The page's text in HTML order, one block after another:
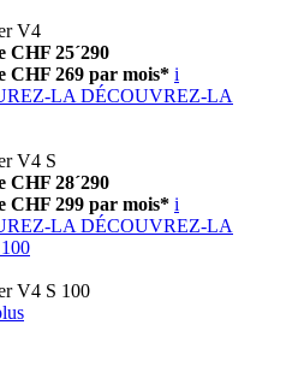
V4
CHF 25´290
CHF 269 par mois* i
LA DÉCOUVREZ-LA
V4 S
CHF 28´290
CHF 299 par mois* i
LA DÉCOUVREZ-LA
V4 S 100